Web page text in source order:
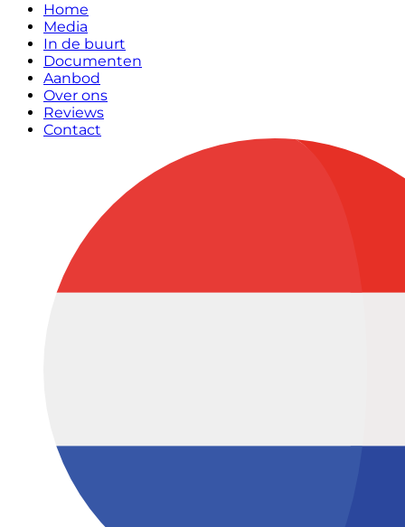
Home
Media
In de buurt
Documenten
Aanbod
Over ons
Reviews
Contact